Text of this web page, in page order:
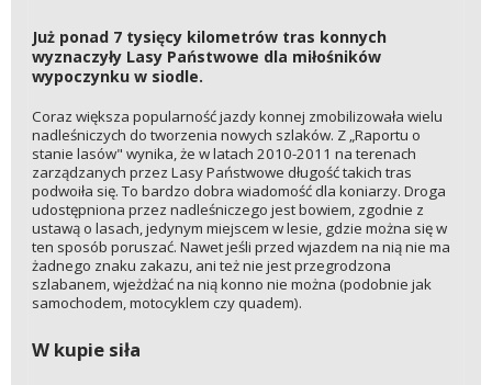
Już ponad 7 tysięcy kilometrów tras konnych
wyznaczyły Lasy Państwowe dla miłośników
wypoczynku w siodle.
Coraz większa popularność jazdy konnej zmobilizowała wielu
nadleśniczych do tworzenia nowych szlaków. Z „Raportu o
stanie lasów" wynika, że w latach 2010-2011 na terenach
zarządzanych przez Lasy Państwowe długość takich tras
podwoiła się. To bardzo dobra wiadomość dla koniarzy. Droga
udostępniona przez nadleśniczego jest bowiem, zgodnie z
ustawą o lasach, jedynym miejscem w lesie, gdzie można się w
ten sposób poruszać. Nawet jeśli przed wjazdem na nią nie ma
żadnego znaku zakazu, ani też nie jest przegrodzona
szlabanem, wjeżdżać na nią konno nie można (podobnie jak
samochodem, motocyklem czy quadem).
W kupie siła